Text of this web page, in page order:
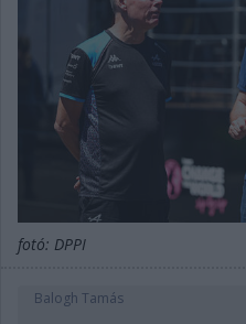
fotó: DPPI
Balogh Tamás